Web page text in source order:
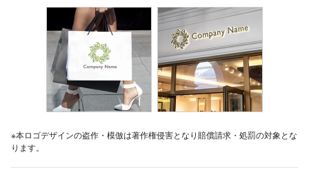
※本ロゴデザインの盗作・模倣は著作権侵害となり賠償請求・処罰の対象とな
ります。